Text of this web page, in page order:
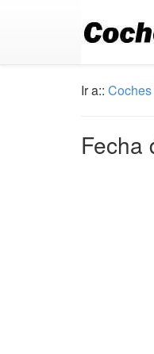
Ir a::
Fecha